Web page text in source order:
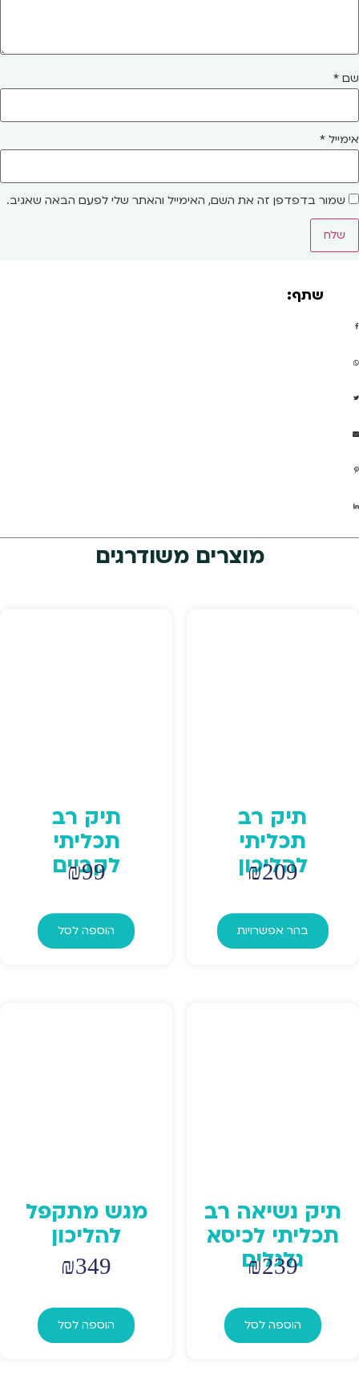
שם *
אימייל *
שמור בדפדפן זה את השם, האימייל והאתר שלי לפעם הבאה שאגיב.
שתף:
מוצרים משודרגים
תיק רב
תכליתי
להליכון
₪209
בחר אפשרויות
זה
תיק רב
תכליתי
לקביים
₪99
הוספה לסל
תיק נשיאה רב
תכליתי לכיסא
גלגלים
₪239
הוספה לסל
מגש מתקפל
להליכון
₪349
הוספה לסל